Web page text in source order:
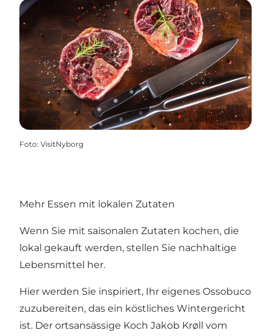
Foto: VisitNyborg
Mehr Essen mit lokalen Zutaten
Wenn Sie mit saisonalen Zutaten kochen, die
lokal gekauft werden, stellen Sie nachhaltige
Lebensmittel her.
Hier werden Sie inspiriert, Ihr eigenes Ossobuco
zuzubereiten, das ein köstliches Wintergericht
ist. Der ortsansässige Koch Jakob Krøll vom